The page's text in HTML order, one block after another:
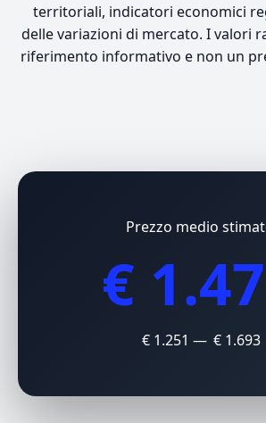
territoriali, indicatori economici
delle variazioni di mercato. I valori
riferimento informativo e non un
Prezzo medio
€
€ 1.251 — € 1.693